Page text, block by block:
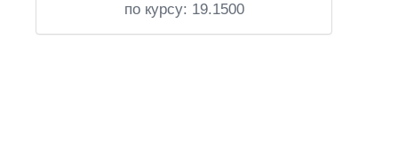
по курсу: 19.1500